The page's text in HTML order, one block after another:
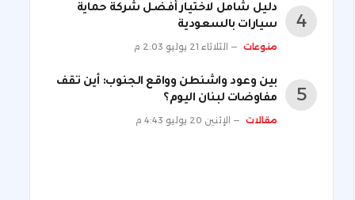
دليل شامل لاختيار أفضل شركة حماية
سيارات بالسعودية
منوعات الثلاثاء 21 يوليو 2:03 م
بين وعود واشنطن وواقع الجنوب: أين تقف
مفاوضات لبنان اليوم؟
مقالات الإثنين 20 يوليو 4:43 م